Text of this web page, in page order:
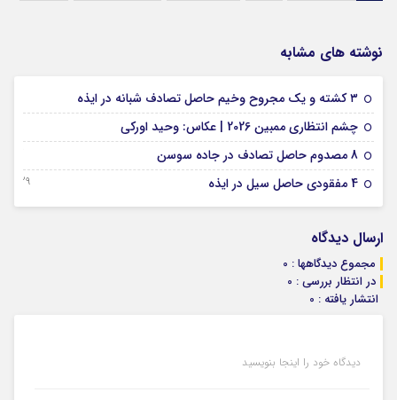
نوشته های مشابه
۳ کشته و یک مجروح وخیم حاصل تصادف شبانه در ایذه
چشم انتظاری ممبین 2026 | عکاس: وحید اورکی
8 مصدوم حاصل تصادف در جاده سوسن
4 مفقودی حاصل سیل در ایذه 29 دسامبر 2025
ارسال دیدگاه
مجموع دیدگاهها : 0
در انتظار بررسی : 0
انتشار یافته : 0
دیدگاه خود را اینجا بنویسید